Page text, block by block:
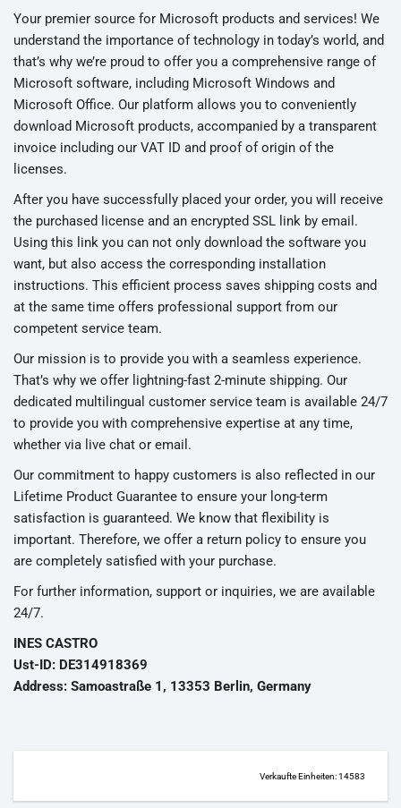
Your premier source for Microsoft products and services! We
understand the importance of technology in today’s world, and
that’s why we’re proud to offer you a comprehensive range of
Microsoft software, including Microsoft Windows and
Microsoft Office. Our platform allows you to conveniently
download Microsoft products, accompanied by a transparent
invoice including our VAT ID and proof of origin of the
licenses.
After you have successfully placed your order, you will receive
the purchased license and an encrypted SSL link by email.
Using this link you can not only download the software you
want, but also access the corresponding installation
instructions. This efficient process saves shipping costs and
at the same time offers professional support from our
competent service team.
Our mission is to provide you with a seamless experience.
That’s why we offer lightning-fast 2-minute shipping. Our
dedicated multilingual customer service team is available 24/7
to provide you with comprehensive expertise at any time,
whether via live chat or email.
Our commitment to happy customers is also reflected in our
Lifetime Product Guarantee to ensure your long-term
satisfaction is guaranteed. We know that flexibility is
important. Therefore, we offer a return policy to ensure you
are completely satisfied with your purchase.
For further information, support or inquiries, we are available
24/7.
INES CASTRO
Ust-ID: DE314918369
Address: Samoastraße 1, 13353 Berlin, Germany
Verkaufte Einheiten: 14583